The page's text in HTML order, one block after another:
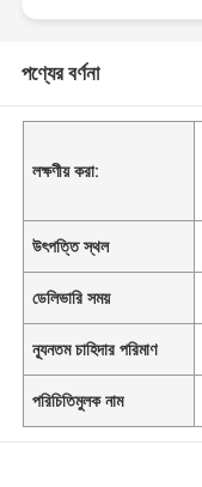
পণ্যের বর্ণনা
লক্ষণীয় করা:
উৎপত্তি স্থল
ডেলিভারি সময়
ন্যূনতম চাহিদার পরিমাণ
পরিচিতিমুলক নাম